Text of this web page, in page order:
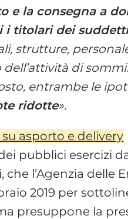
e la consegna a
titolari dei
strutture,
di
entrambe le
ridotte».
su asporto e delivery
pubblici esercizi
l’Agenzia delle
2019 per
presuppone la